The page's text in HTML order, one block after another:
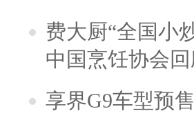
费大厨“全国小
中国烹饪协会回
享界G9车型预